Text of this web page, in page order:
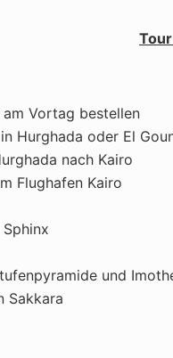
Vortag bestellen
Hurghada oder El
nach Kairo
Flughafen Kairo
und
Sakkara